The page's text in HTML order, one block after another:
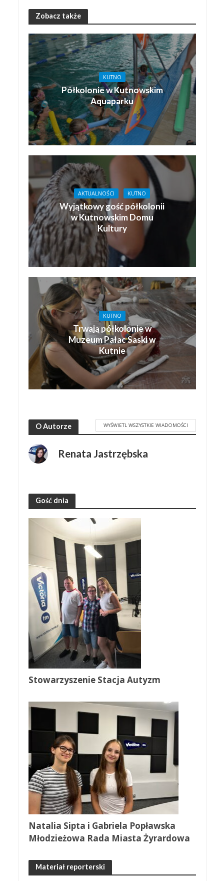
Zobacz także
KUTNO
Półkolonie w Kutnowskim
Aquaparku
AKTUALNOŚCI KUTNO
Wyjątkowy gość półkolonii
w Kutnowskim Domu
Kultury
KUTNO
Trwają półkolonie w
Muzeum Pałac Saski w
Kutnie
O Autorze WYŚWIETL WSZYSTKIE WIADOMOŚCI
Renata Jastrzębska
Gość dnia
Stowarzyszenie Stacja Autyzm
Natalia Sipta i Gabriela Popławska
Młodzieżowa Rada Miasta Żyrardowa
Materiał reporterski